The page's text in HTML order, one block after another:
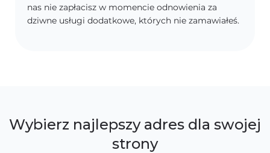
nas nie zapłacisz w momencie odnowienia za
dziwne usługi dodatkowe, których nie zamawiałeś.
Wybierz najlepszy adres dla swojej
strony